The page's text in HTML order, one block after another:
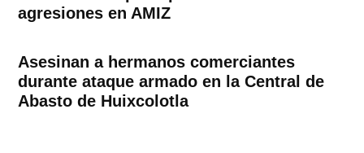
agresiones en AMIZ
Asesinan a hermanos comerciantes
durante ataque armado en la Central de
Abasto de Huixcolotla